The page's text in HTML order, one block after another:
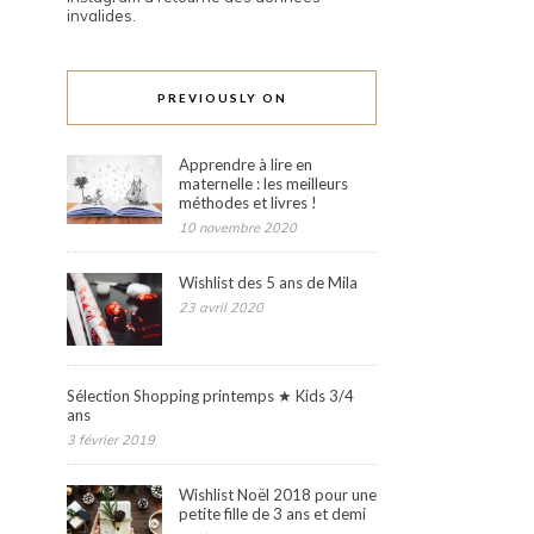
invalides.
PREVIOUSLY ON
Apprendre à lire en
maternelle : les meilleurs
méthodes et livres !
10 novembre 2020
Wishlist des 5 ans de Mila
23 avril 2020
Sélection Shopping printemps ★ Kids 3/4
ans
3 février 2019
Wishlist Noël 2018 pour une
petite fille de 3 ans et demi